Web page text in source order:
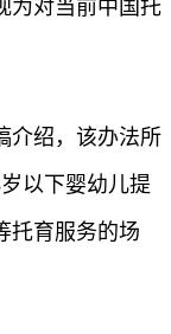
为对当前中国托
介绍，该办法所
以下婴幼儿提
托育服务的场